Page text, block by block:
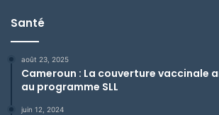
Santé
août 23, 2025
Cameroun : La couverture vaccinale
au programme SLL
juin 12, 2024